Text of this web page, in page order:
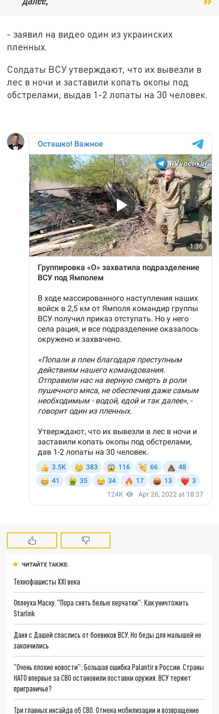
- заявил на видео один из украинских
пленных.
Солдаты ВСУ утверждают, что их вывезли в
лес в ночи и заставили копать окопы под
обстрелами, выдав 1-2 лопаты на 30 человек.
ЧИТАЙТЕ ТАКЖЕ:
Технофашисты XXI века
Оплеуха Маску. "Пора снять белые перчатки": Как уничтожить
Starlink
Даня с Дашей спаслись от боевиков ВСУ. Но беды для малышей не
закончились
"Очень плохие новости": Большая ошибка Palantir в России. Страны
НАТО впервые за СВО остановили поставки оружия. ВСУ теряют
приграничье?
Три главных инсайда об СВО. Отмена мобилизации и возвращение